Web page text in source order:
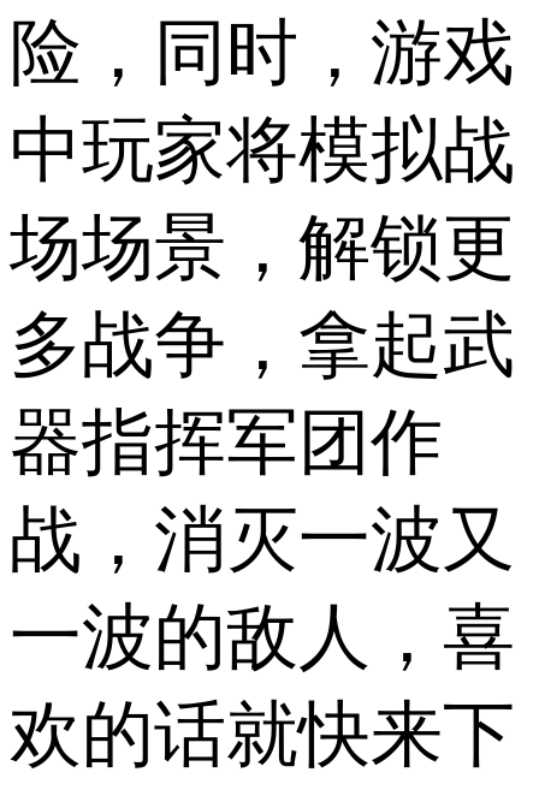
险，同时，游戏
中玩家将模拟战
场场景，解锁更
多战争，拿起武
器指挥军团作
战，消灭一波又
一波的敌人，喜
欢的话就快来下